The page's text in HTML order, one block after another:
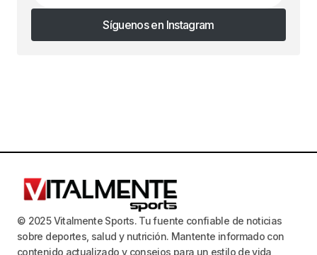
Síguenos en Instagram
Síguenos en Instagram
© 2025 Vitalmente Sports. Tu fuente confiable de noticias
sobre deportes, salud y nutrición. Mantente informado con
contenido actualizado y consejos para un estilo de vida